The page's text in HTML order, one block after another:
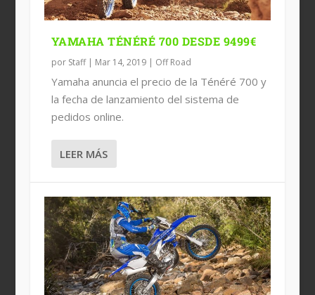
YAMAHA TÉNÉRÉ 700 DESDE 9499€
por Staff| Mar 14, 2019| Off Road
Yamaha anuncia el precio de la Ténéré 700 y
la fecha de lanzamiento del sistema de
pedidos online.
LEER MÁS